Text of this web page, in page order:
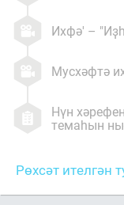
Ихфә' –
Мусхәфтә
Нүн
темаһын
Рөхсәт ителгән